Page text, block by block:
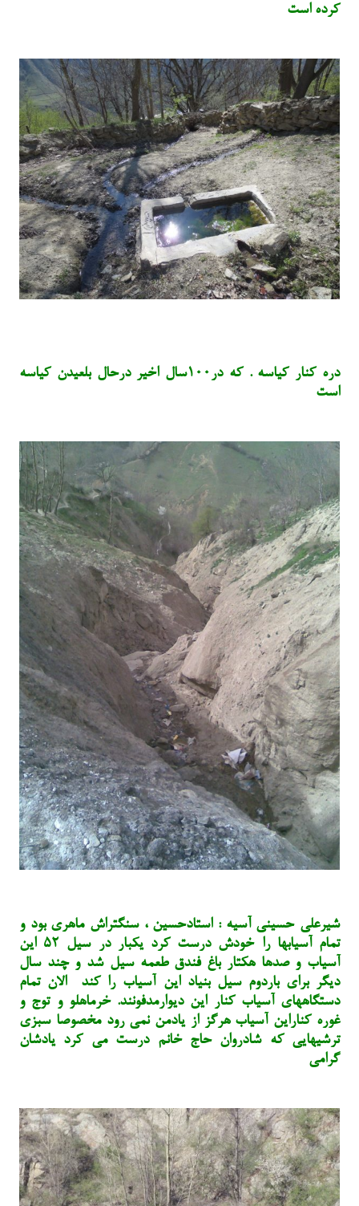
کرده است
دره کنار کیاسه . که در۱۰۰سال اخیر درحال بلعیدن کیاسه
است
شیرعلی حسینی آسیه : استادحسین ، سنگتراش ماهری بود و
تمام آسیابها را خودش درست کرد یکبار در سیل ۵۲ این
آسیاب و صدها هکتار باغ فندق طعمه سیل شد و چند سال
دیگر برای باردوم سیل بنیاد این آسیاب را کند الان تمام
دستگاههای آسیاب کنار این دیوارمدفونند. خرماهلو و توج و
غوره کناراین آسیاب هرگز از یادمن نمی رود مخصوصا سبزی
ترشیهایی که شادروان حاج خانم درست می کرد یادشان
گرامی